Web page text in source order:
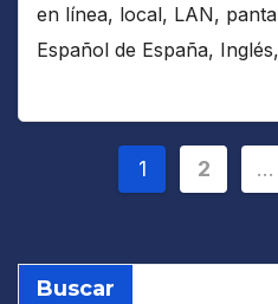
en línea, local, LAN,
Español de España,
entradas
1 2 …
Buscar